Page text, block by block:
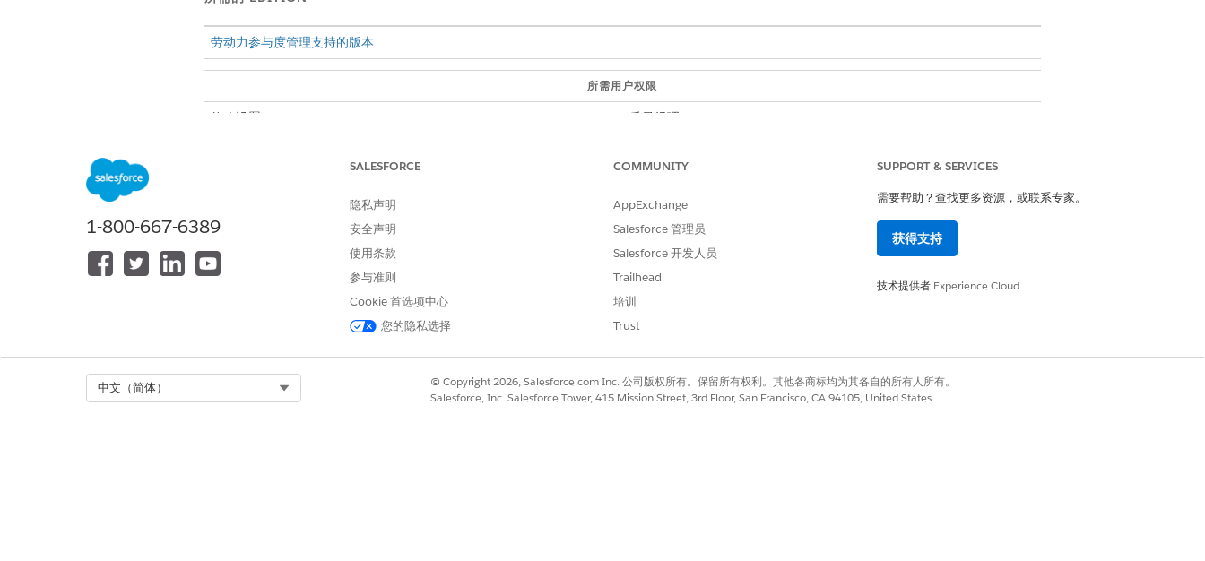
劳动力参与度管理支持的版本
所需用户权限
修改设置： 质量经理
增强问题。
本文章是否解决您的问题？
请与我们共享您的想法，以便我们进行改进！
是
1-800-667-6389
SALESFORCE
隐私声明
安全声明
使用条款
参与准则
Cookie 首选项中心
您的隐私选择
COMMUNITY
AppExchange
Salesforce 管理员
Salesforce 开发人员
Trailhead
培训
Trust
SUPPORT & SERVICES
需要帮助？查找更多资源，或联系专家。
获得支持
技术提供者 Experience Cloud
中文（简体）
© Copyright 2026, Salesforce.com Inc. 公司版权所有。保留所有权利。其他各商标均为其各自的所有人所有。
Salesforce, Inc. Salesforce Tower, 415 Mission Street, 3rd Floor, San Francisco, CA 94105, United States